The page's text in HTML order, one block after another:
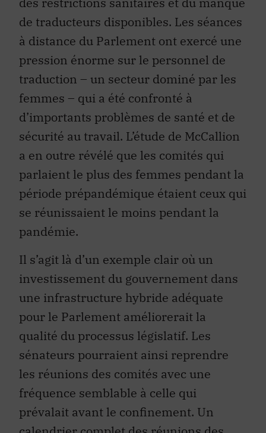
de traducteurs disponibles. Les séances
à distance du Parlement ont exercé une
pression énorme sur le personnel de
traduction – un secteur dominé par les
femmes – qui a été confronté à
d’importants problèmes de santé et de
sécurité au travail. L’étude de McCallion
a en outre révélé que les comités qui
parlaient le plus des femmes pendant la
période prépandémique étaient ceux qui
se réunissaient le moins pendant la
pandémie.
Il s’agit là d’un exemple clair où un
investissement du gouvernement dans
une infrastructure hybride adéquate
pour le Parlement améliorerait la
qualité du processus législatif. Les
sénateurs pourraient ainsi reprendre
les réunions des comités avec une
fréquence semblable à celle qui
prévalait avant le confinement. Un